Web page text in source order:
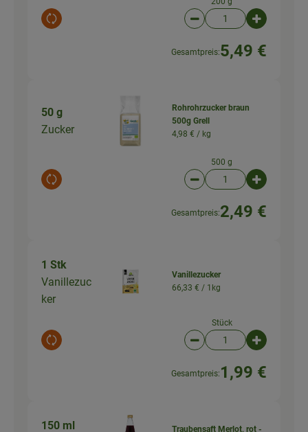
Auswahl ändern Artikelanzahl
Gesamtpreis:5,49 €
50 g
Zucker
Auswahl ändern
Rohrohrzucker braun
500g Grell
4,98 € / kg
500 g
Artikelanzahl
Gesamtpreis:2,49 €
1 Stk
Vanillezuc
ker
Auswahl ändern
Vanillezucker
66,33 € / 1kg
Stück
Artikelanzahl
Gesamtpreis: 1,99 €
150 ml
Traubensaft Merlot, rot -